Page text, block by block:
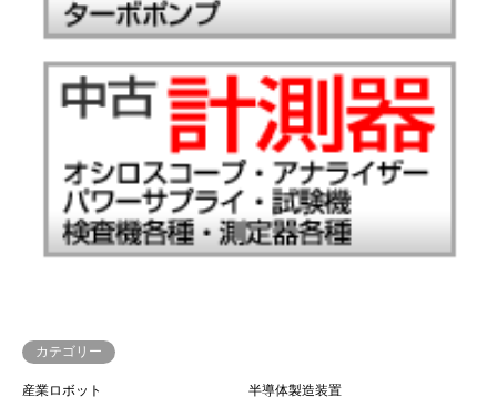
カテゴリー
産業ロボット 半導体製造装置